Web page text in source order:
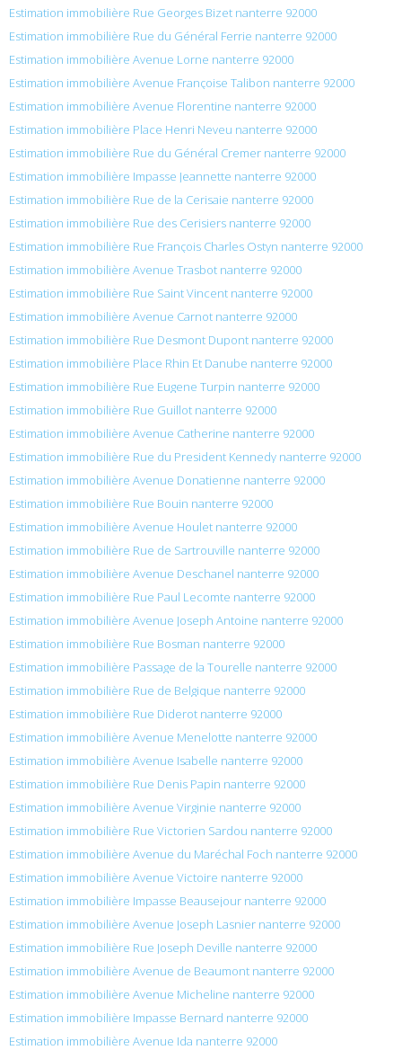
Estimation immobilière Rue Georges Bizet nanterre 92000
Estimation immobilière Rue du Général Ferrie nanterre 92000
Estimation immobilière Avenue Lorne nanterre 92000
Estimation immobilière Avenue Françoise Talibon nanterre 92000
Estimation immobilière Avenue Florentine nanterre 92000
Estimation immobilière Place Henri Neveu nanterre 92000
Estimation immobilière Rue du Général Cremer nanterre 92000
Estimation immobilière Impasse Jeannette nanterre 92000
Estimation immobilière Rue de la Cerisaie nanterre 92000
Estimation immobilière Rue des Cerisiers nanterre 92000
Estimation immobilière Rue François Charles Ostyn nanterre 92000
Estimation immobilière Avenue Trasbot nanterre 92000
Estimation immobilière Rue Saint Vincent nanterre 92000
Estimation immobilière Avenue Carnot nanterre 92000
Estimation immobilière Rue Desmont Dupont nanterre 92000
Estimation immobilière Place Rhin Et Danube nanterre 92000
Estimation immobilière Rue Eugene Turpin nanterre 92000
Estimation immobilière Rue Guillot nanterre 92000
Estimation immobilière Avenue Catherine nanterre 92000
Estimation immobilière Rue du President Kennedy nanterre 92000
Estimation immobilière Avenue Donatienne nanterre 92000
Estimation immobilière Rue Bouin nanterre 92000
Estimation immobilière Avenue Houlet nanterre 92000
Estimation immobilière Rue de Sartrouville nanterre 92000
Estimation immobilière Avenue Deschanel nanterre 92000
Estimation immobilière Rue Paul Lecomte nanterre 92000
Estimation immobilière Avenue Joseph Antoine nanterre 92000
Estimation immobilière Rue Bosman nanterre 92000
Estimation immobilière Passage de la Tourelle nanterre 92000
Estimation immobilière Rue de Belgique nanterre 92000
Estimation immobilière Rue Diderot nanterre 92000
Estimation immobilière Avenue Menelotte nanterre 92000
Estimation immobilière Avenue Isabelle nanterre 92000
Estimation immobilière Rue Denis Papin nanterre 92000
Estimation immobilière Avenue Virginie nanterre 92000
Estimation immobilière Rue Victorien Sardou nanterre 92000
Estimation immobilière Avenue du Maréchal Foch nanterre 92000
Estimation immobilière Avenue Victoire nanterre 92000
Estimation immobilière Impasse Beausejour nanterre 92000
Estimation immobilière Avenue Joseph Lasnier nanterre 92000
Estimation immobilière Rue Joseph Deville nanterre 92000
Estimation immobilière Avenue de Beaumont nanterre 92000
Estimation immobilière Avenue Micheline nanterre 92000
Estimation immobilière Impasse Bernard nanterre 92000
Estimation immobilière Avenue Ida nanterre 92000